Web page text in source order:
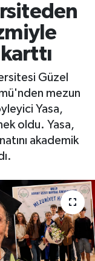
Güzel
mezun
Yasa,
oldu. Yasa,
akademik